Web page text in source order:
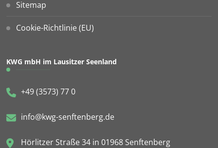
Sitemap
Cookie-Richtlinie (EU)
KWG mbH im Lausitzer Seenland
+49 (3573) 77 0
info@kwg-senftenberg.de
Hörlitzer Straße 34 in 01968 Senftenberg